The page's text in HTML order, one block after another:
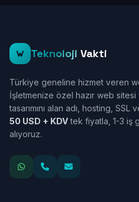
Teknoloji Vakti
Türkiye geneline hizmet veren
İşletmenize özel hazır web
tasarımını alan adı, hosting, SSL
50 USD + KDVtek fiyatla, 1-3 iş
alıyoruz.